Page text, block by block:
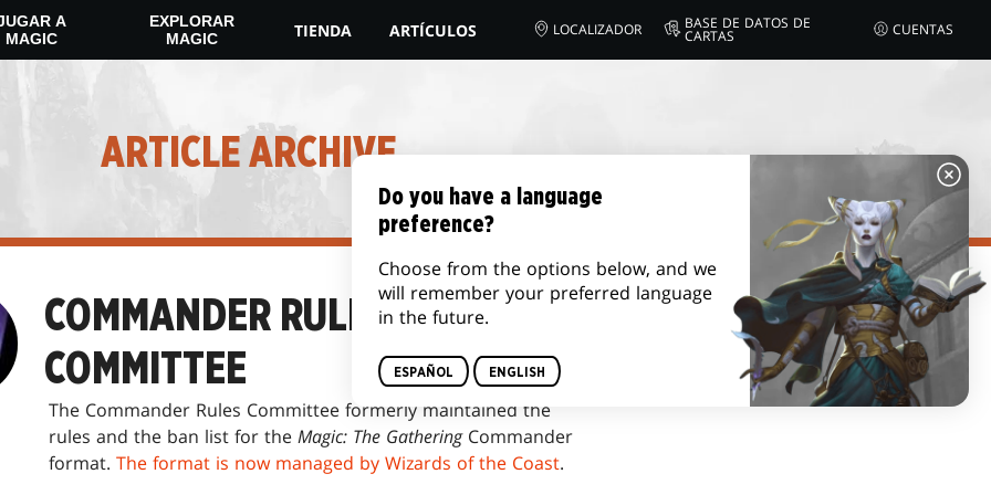
A
MAGIC
EXPLORAR
MAGIC
TIENDA ARTÍCULOS LOCALIZADOR BASE DE DATOS DE
CARTAS CUENTAS
ARTICLE ARCHIVE
COMMANDER RULES
COMMITTEE
The Commander Rules Committee formerly maintained the
rules and the ban list for the Magic: The GatheringCommander
format. The format is now managed by Wizards of the Coast.
Do you have a language
preference?
Choose from the options below, and we
will remember your preferred language
in the future.
ESPAÑOL ENGLISH